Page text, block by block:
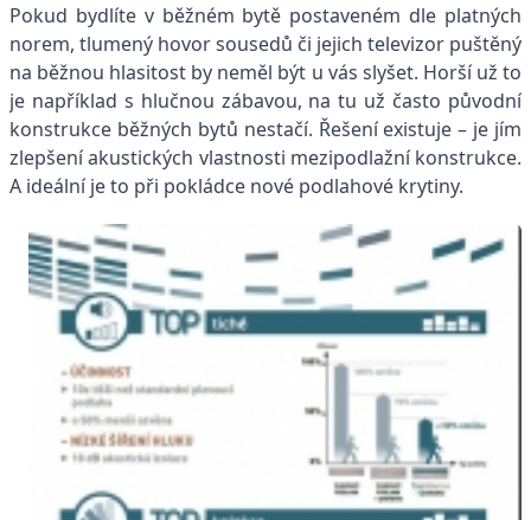
Pokud bydlíte v běžném bytě postaveném dle platných
norem, tlumený hovor sousedů či jejich televizor puštěný
na běžnou hlasitost by neměl být u vás slyšet. Horší už to
je například s hlučnou zábavou, na tu už často původní
konstrukce běžných bytů nestačí. Řešení existuje – je jím
zlepšení akustických vlastnosti mezipodlažní konstrukce.
A ideální je to při pokládce nové podlahové krytiny.